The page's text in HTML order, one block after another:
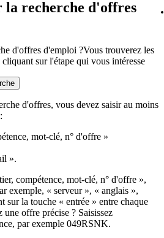
la recherche d'offres
d'offres d'emploi ?Vous trouverez les
sur l'étape qui vous intéresse
d'offres, vous devez saisir au moins
mot-clé, n° d'offre »
».
compétence, mot-clé, n° d'offre »,
exemple, « serveur », « anglais »,
sur la touche « entrée » entre chaque
une offre précise ? Saisissez
par exemple 049RSNK.